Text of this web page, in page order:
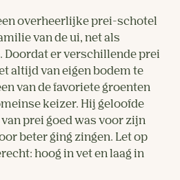
een overheerlijke prei-schotel
van de ui, net als
Doordat er verschillende prei
altijd van eigen bodem te
van de favoriete groenten
keizer. Hij geloofde
prei goed was voor zijn
beter ging zingen. Let op
hoog in vet en laag in